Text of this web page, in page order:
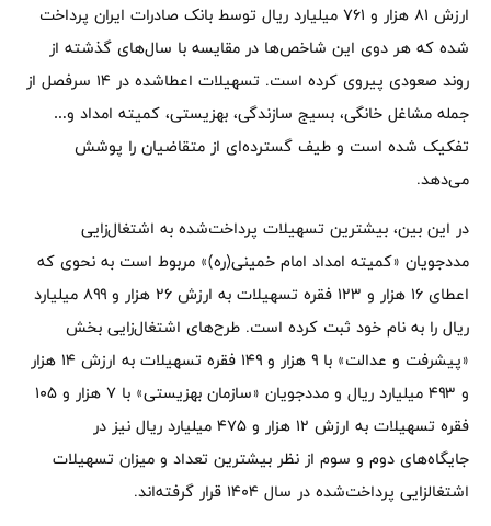
ارزش ۸۱ هزار و ۷۶۱ میلیارد ریال توسط بانک صادرات ایران پرداخت
شده که هر دوی این شاخص‌ها در مقایسه با سال‌های گذشته از
روند صعودی پیروی کرده است. تسهیلات اعطاشده در ۱۴ سرفصل از
جمله مشاغل خانگی، بسیج سازندگی، بهزیستی، کمیته امداد و…
تفکیک شده است و طیف گسترده‌ای از متقاضیان را پوشش
می‌دهد.
در این بین، بیشترین تسهیلات پرداخت‌شده به اشتغال‌زایی
مددجویان «کمیته امداد امام خمینی(ره)» مربوط است به نحوی که
اعطای ۱۶ هزار و ۱۲۳ فقره تسهیلات به ارزش ۲۶ هزار و ۸۹۹ میلیارد
ریال را به نام خود ثبت کرده است. طرح‌های اشتغال‌زایی بخش
«پیشرفت و عدالت» با ۹ هزار و ۱۴۹ فقره تسهیلات به ارزش ۱۴ هزار
و ۴۹۳ میلیارد ریال و مددجویان «سازمان بهزیستی» با ۷ هزار و ۱۰۵
فقره تسهیلات به ارزش ۱۲ هزار و ۴۷۵ میلیارد ریال نیز در
جایگاه‌های دوم و سوم از نظر بیشترین تعداد و میزان تسهیلات
اشتغالزایی پرداخت‌شده در سال ۱۴۰۴ قرار گرفته‌اند.